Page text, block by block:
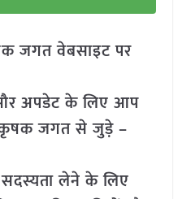
जगत वेबसाइट पर
अपडेट के लिए आप
कृषक जगत से जुड़े –
लेने के लिए